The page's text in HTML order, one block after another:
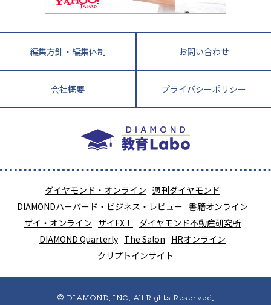
鹿児島県 沖縄県
編集方針・編集体制 お問い合わせ
会社概要 プライバシーポリシー
ダイヤモンド・オンライン 週刊ダイヤモンド
DIAMONDハーバード・ビジネス・レビュー 書籍オンライン
ザイ・オンライン ザイFX！
ダイヤモンド不動産研究所
DIAMOND Quarterly The Salon HRオンライン
クリプトインサイト
© DIAMOND, INC. All Rights Reserved.